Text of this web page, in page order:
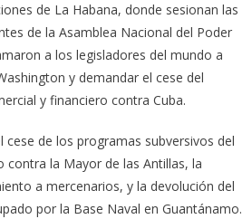
de La Habana, donde sesionan las
de la Asamblea Nacional del Poder
a los legisladores del mundo a
y demandar el cese del
y financiero contra Cuba.
cese de los programas subversivos del
contra la Mayor de las Antillas, la
a mercenarios, y la devolución del
por la Base Naval en Guantánamo.